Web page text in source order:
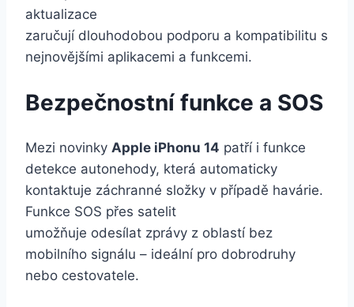
aktualizace
zaručují dlouhodobou podporu a kompatibilitu s
nejnovějšími aplikacemi a funkcemi.
Bezpečnostní funkce a SOS
Mezi novinky Apple iPhonu 14 patří i funkce
detekce autonehody, která automaticky
kontaktuje záchranné složky v případě havárie.
Funkce SOS přes satelit
umožňuje odesílat zprávy z oblastí bez
mobilního signálu – ideální pro dobrodruhy
nebo cestovatele.